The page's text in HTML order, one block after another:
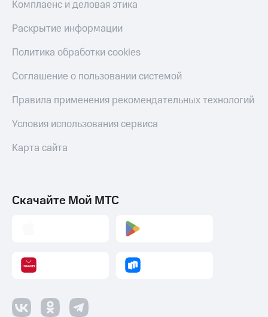
Комплаенс и деловая этика
Раскрытие информации
Политика обработки cookies
Соглашение о пользовании системой
Правила применения рекомендательных технологий
Условия использования сервиса
Карта сайта
Скачайте Мой МТС